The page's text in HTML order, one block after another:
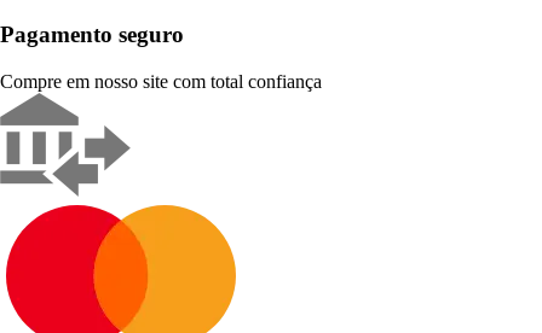
Pagamento seguro
Compre em nosso site com total confiança